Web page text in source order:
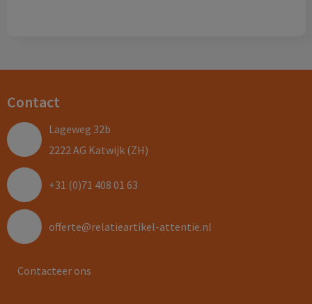
Contact
Lageweg 32b
2222 AG Katwijk (ZH)
+31 (0)71 408 01 63
offerte@relatieartikel-attentie.nl
Contacteer ons